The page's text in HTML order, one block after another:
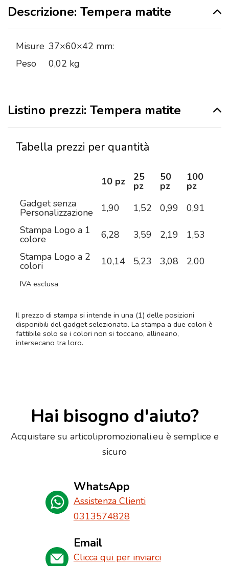
Descrizione: Tempera matite
Misure 37×60×42 mm:
Peso
0,02 kg
Listino prezzi: Tempera matite
Tabella prezzi per quantità
10 pz 25
pz
50
pz
100
pz
Gadget senza
Personalizzazione 1,90 1,52 0,99 0,91
Stampa Logo a 1
colore 6,28 3,59 2,19 1,53
Stampa Logo a 2
colori 10,14 5,23 3,08 2,00
IVA esclusa
Il prezzo di stampa si intende in una (1) delle posizioni
disponibili del gadget selezionato. La stampa a due colori è
fattibile solo se i colori non si toccano, allineano,
intersecano tra loro.
Hai bisogno d'aiuto?
Acquistare su articolipromozionali.eu è semplice e
sicuro
WhatsApp
Assistenza Clienti
0313574828
Email
Clicca qui per inviarci